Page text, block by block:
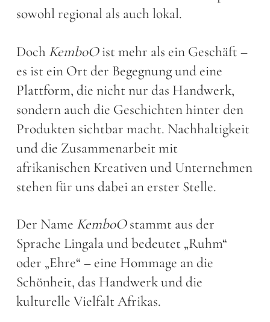
sowohl regional als auch lokal.
Doch KemboOist mehr als ein Geschäft –
es ist ein Ort der Begegnung und eine
Plattform, die nicht nur das Handwerk,
sondern auch die Geschichten hinter den
Produkten sichtbar macht. Nachhaltigkeit
und die Zusammenarbeit mit
afrikanischen Kreativen und Unternehmen
stehen für uns dabei an erster Stelle.
Der Name KemboOstammt aus der
Sprache Lingala und bedeutet „Ruhm“
oder „Ehre“ – eine Hommage an die
Schönheit, das Handwerk und die
kulturelle Vielfalt Afrikas.